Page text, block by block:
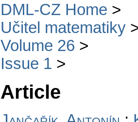
DML-CZ Home
Učitel matematiky
Volume 26
Issue 1
Article